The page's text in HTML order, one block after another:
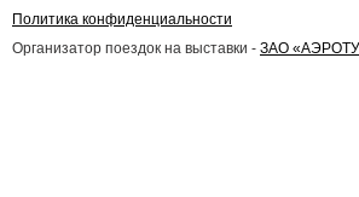
Политика конфиденциальности
Организатор поездок на выставки - ЗАО